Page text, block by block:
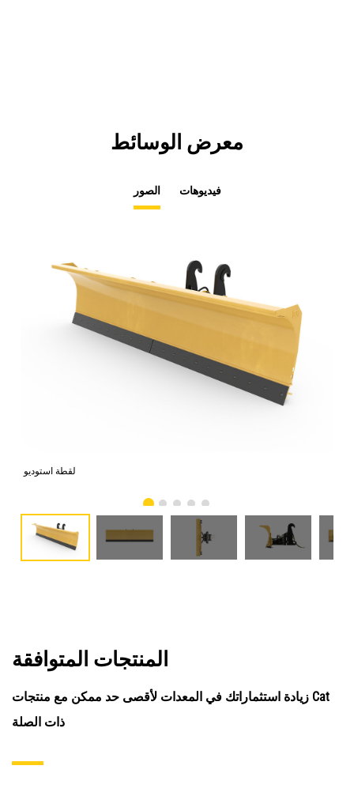
معرض الوسائط
الصور فيديوهات
لقطة استوديو
المنتجات المتوافقة
زيادة استثماراتك في المعدات لأقصى حد ممكن مع منتجات Cat
ذات الصلة